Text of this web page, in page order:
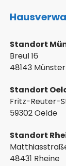
Standort
Breul 16
48143 Münster
Standort
Fritz-Reuter-
59302 Oelde
Standort
48431 Rheine